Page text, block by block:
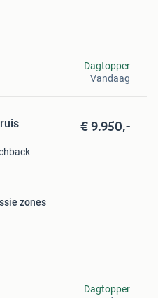
Dagtopper
Vandaag
€ 9.950,-
zones
Dagtopper